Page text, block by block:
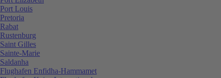
Port Louis
Pretoria
Rabat
Rustenburg
Saint Gilles
Sainte-Marie
Saldanha
Flughafen Enfidha-Hammamet